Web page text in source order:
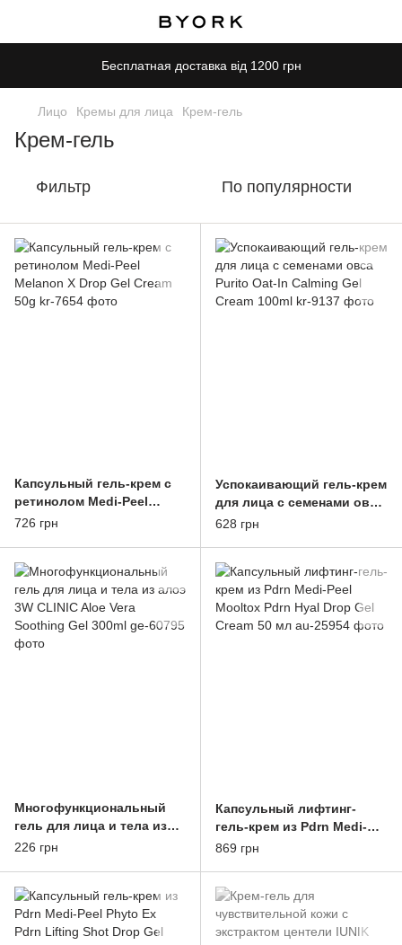
Бесплатная доставка від 1200 грн
Лицо Кремы для лица Крем-гель
Крем-гель
Фильтр По популярности
Капсульный гель-крем с
ретинолом Medi-Peel
Melanon X Drop Gel Cream
726 грн
Успокаивающий гель-крем
для лица с семенами овса
Purito Oat-In Calming Gel
628 грн
Многофункциональный
гель для лица и тела из
алоэ 3W CLINIC Aloe Vera
226 грн
Капсульный лифтинг-
гель-крем из Pdrn Medi-
Peel Mooltox Pdrn Hyal
869 грн